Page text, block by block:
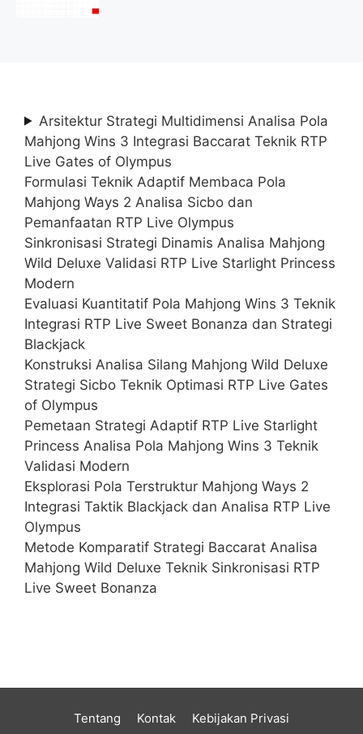
Arsitektur Strategi Multidimensi Analisa Pola
Mahjong Wins 3 Integrasi Baccarat Teknik RTP
Live Gates of Olympus
Formulasi Teknik Adaptif Membaca Pola
Mahjong Ways 2 Analisa Sicbo dan
Pemanfaatan RTP Live Olympus
Sinkronisasi Strategi Dinamis Analisa Mahjong
Wild Deluxe Validasi RTP Live Starlight Princess
Modern
Evaluasi Kuantitatif Pola Mahjong Wins 3 Teknik
Integrasi RTP Live Sweet Bonanza dan Strategi
Blackjack
Konstruksi Analisa Silang Mahjong Wild Deluxe
Strategi Sicbo Teknik Optimasi RTP Live Gates
of Olympus
Pemetaan Strategi Adaptif RTP Live Starlight
Princess Analisa Pola Mahjong Wins 3 Teknik
Validasi Modern
Eksplorasi Pola Terstruktur Mahjong Ways 2
Integrasi Taktik Blackjack dan Analisa RTP Live
Olympus
Metode Komparatif Strategi Baccarat Analisa
Mahjong Wild Deluxe Teknik Sinkronisasi RTP
Live Sweet Bonanza
Tentang Kontak Kebijakan Privasi